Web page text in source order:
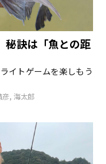
秘訣は「魚との距
イトゲームを楽しもう
彦,海太郎